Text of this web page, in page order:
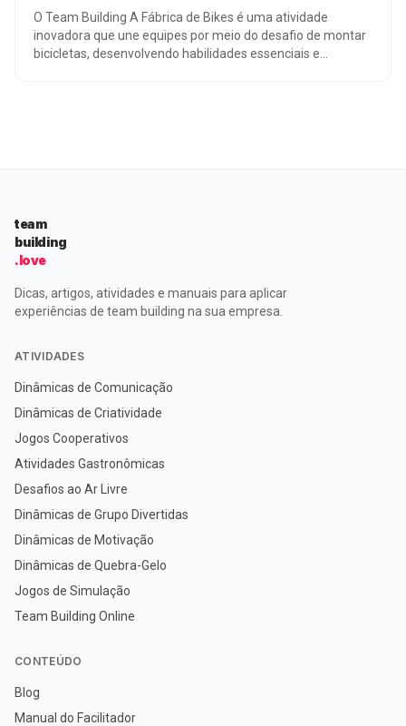
O Team Building A Fábrica de Bikes é uma atividade
inovadora que une equipes por meio do desafio de montar
bicicletas, desenvolvendo habilidades essenciais e
team
building
.love
Dicas, artigos, atividades e manuais para aplicar
experiências de team building na sua empresa.
ATIVIDADES
Dinâmicas de Comunicação
Dinâmicas de Criatividade
Jogos Cooperativos
Atividades Gastronômicas
Desafios ao Ar Livre
Dinâmicas de Grupo Divertidas
Dinâmicas de Motivação
Dinâmicas de Quebra-Gelo
Jogos de Simulação
Team Building Online
CONTEÚDO
Blog
Manual do Facilitador